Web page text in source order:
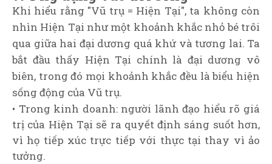
Khi hiểu rằng "Vũ trụ = Hiện Tại", ta không còn
nhìn Hiện Tại như một khoảnh khắc nhỏ bé trôi
qua giữa hai đại dương quá khứ và tương lai. Ta
bắt đầu thấy Hiện Tại chính là đại dương vô
biên, trong đó mọi khoảnh khắc đều là biểu hiện
sống động của Vũ trụ.
• Trong kinh doanh: người lãnh đạo hiểu rõ giá
trị của Hiện Tại sẽ ra quyết định sáng suốt hơn,
vì họ tiếp xúc trực tiếp với thực tại thay vì ảo
tưởng.